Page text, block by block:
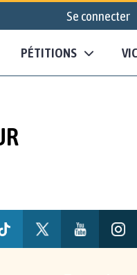
Se connecter
PÉTITIONS